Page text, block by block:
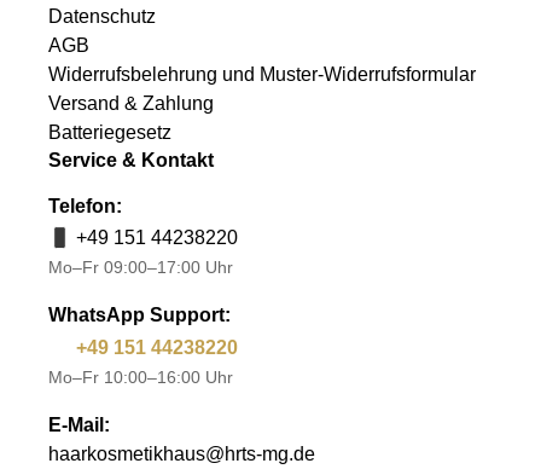
Datenschutz
AGB
Widerrufsbelehrung und Muster-Widerrufsformular
Versand & Zahlung
Batteriegesetz
Service & Kontakt
Telefon:
+49 151 44238220
Mo–Fr 09:00–17:00 Uhr
WhatsApp Support:
+49 151 44238220
Mo–Fr 10:00–16:00 Uhr
E-Mail:
haarkosmetikhaus@hrts-mg.de